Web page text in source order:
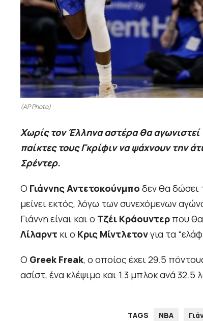
(AP Photo)
Χωρίς τον Έλληνα αστέρα θα
παίκτες τους Γκρίφιν να ψάχνουν την
Σρέντερ.
Ο Γιάννης Αντετοκούνμπο δεν θα δώσει
μείνει εκτός, λόγω των συνεχόμενων
Γιάννη είναι και ο Τζέι Κράουντερ που θα
Λίλαρντ κι ο Κρις Μίντλετονγια τα
Ο Greek Freak, ο οποίος έχει 29.5
ασίστ, ένα κλέψιμο και 1.3 μπλοκ ανά
TAGS NBA